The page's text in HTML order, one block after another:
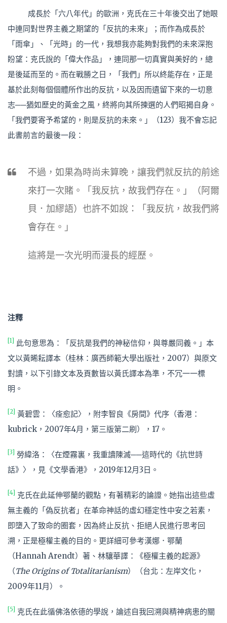
成長於「六八年代」的歐洲，克氏在三十年後交出了她眼
中連同對世界主義之期望的「反抗的未來」；而作為成長於
「雨傘」、「光時」的一代，我想我亦能夠對我們的未來深抱
盼望：克氏說的「偉大作品」，連同那一切真實與美好的，總
是後延而至的。而在戰勝之日，「我們」所以終能存在，正是
基於此刻每個個體所作出的反抗，以及因而遺留下來的一切意
志──猶如歷史的黃金之風，終將向其所揀選的人們昭揭自身。
「我們要寄予希望的，則是反抗的未來。」（123）我不會忘記
此書前言的最後一段：
不過，如果為時尚未算晚，讓我們就反抗的前途
來打一次賭。「我反抗，故我們存在。」（阿爾
貝．加繆語）也許不如說：「我反抗，故我們將
會存在。」
這將是一次光明而漫長的經歷。
注釋
[1]
此句意思為：「反抗是我們的神秘信仰，與尊嚴同義。」本
文以黃晞耘譯本（桂林：廣西師範大學出版社，2007）與原文
對讀，以下引錄文本及頁數皆以黃氏譯本為準，不冗一一標
明。
[2] 黃碧雲：〈痊愈記〉，附李智良《房間》代序（香港：
kubrick，2007年4月，第三版第二刷），17。
[3]
勞緯洛：〈在煙霧裏，我重讀陳滅──這時代的《抗世詩
話》〉，見《文學香港》，2019年12月3日。
[4]
克氏在此延伸鄂蘭的觀點，有著精彩的論證。她指出這些虛
無主義的「偽反抗者」在革命神話的虛幻穩定性中安之若素，
即墮入了致命的圈套，因為終止反抗、拒絕人民進行思考回
溯，正是極權主義的目的。更詳細可參考漢娜．鄂蘭
（Hannah Arendt）著、林驤華譯：《極權主義的起源》
（The Origins of Totalitarianism）（台北：左岸文化，
2009年11月）。
[5]
克氏在此循佛洛依德的學說，論述自我回溯與精神病患的關